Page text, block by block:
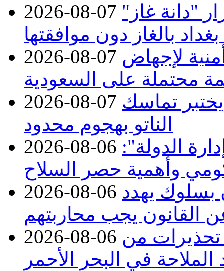
2026-08-07 "دانة غاز"
بالغاز دون موافقتها
2026-08-07 لإجهاض
محتملة على السعودية
2026-08-07 يختبر تماسك
الناتو بهجوم محدود
2026-08-06 الدولة":
وأهمية حصر السلاح
2026-08-06 بسلوك يهدد
القانون يجب محاربتهم
2026-08-06 من
الملاحة في البحر الأحمر